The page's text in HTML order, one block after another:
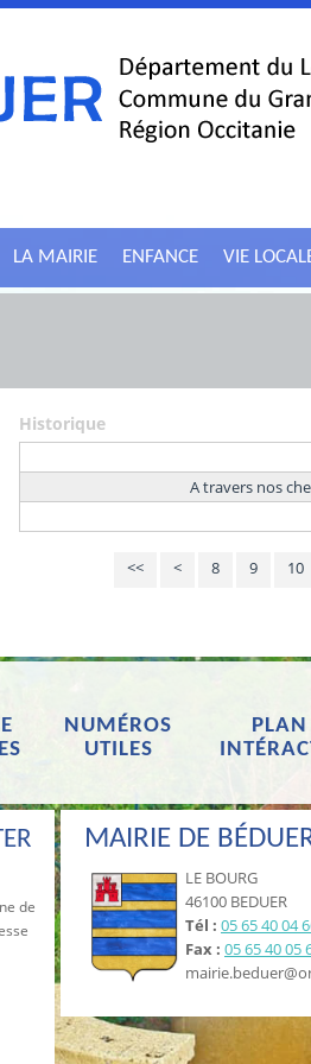
LA MAIRIE ENFANCE VIE
Historique
A travers nos
<< < 8 9 10
NUMÉROS
UTILES
PLAN
de
MAIRIE DE
LE BOURG
46100 BEDUER
Tél : 05 65 40 04
Fax : 05 65 40 05